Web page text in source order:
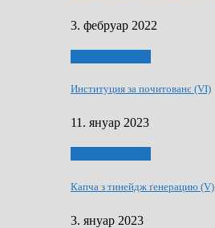
3. фебруар 2022
Институция за почитованє (VI)
11. януар 2023
Капча з тинейдж ґенерацию (V)
3. януар 2023